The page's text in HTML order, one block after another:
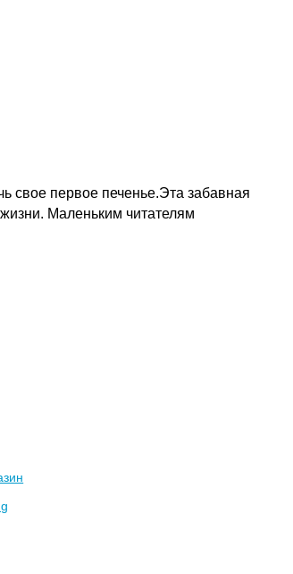
свое первое печенье.Эта забавная
Маленьким читателям